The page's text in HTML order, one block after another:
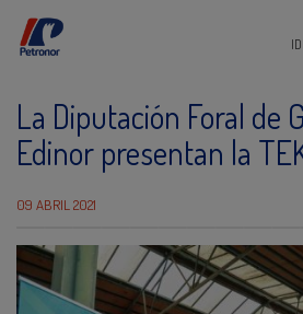
La Diputación Foral de
Edinor presentan la
09 ABRIL 2021